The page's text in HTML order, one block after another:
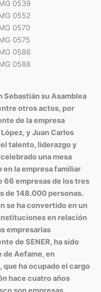
Sebastián su Asamblea
otros actos, por
de la empresa
y Juan Carlos
talento, liderazgo y
una mesa
la empresa familiar
66 empresas de los tres
de 148.000 personas.
se ha convertido en un
en relación
empresarias
de SENER, ha sido
de Aefame, en
ha ocupado el cargo
hace cuatro años